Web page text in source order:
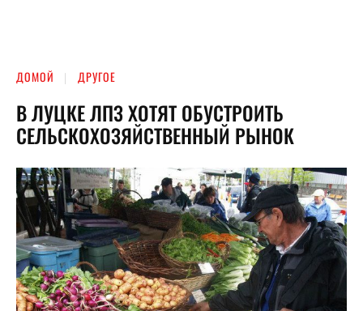
ДОМОЙ ДРУГОЕ
В ЛУЦКЕ ЛПЗ ХОТЯТ ОБУСТРОИТЬ
СЕЛЬСКОХОЗЯЙСТВЕННЫЙ РЫНОК